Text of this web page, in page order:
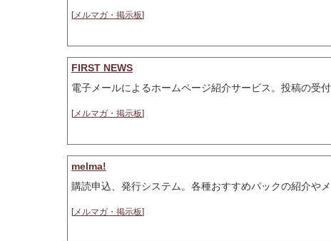
[メルマガ・掲示板]
FIRST NEWS
電子メールによるホームページ紹介サービス。投稿の受付
[メルマガ・掲示板]
melma!
購読申込、発行システム。各種おすすめパックの紹介や
[メルマガ・掲示板]